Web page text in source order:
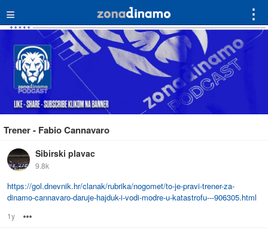
≡ ⋮
Trener - Fabio Cannavaro
Sibirski plavac
9.8k
https://gol.dnevnik.hr/clanak/rubrika/nogomet/to-je-pravi-trener-za-
dinamo-cannavaro-daruje-hajduk-i-vodi-modre-u-katastrofu---906305.html
1y